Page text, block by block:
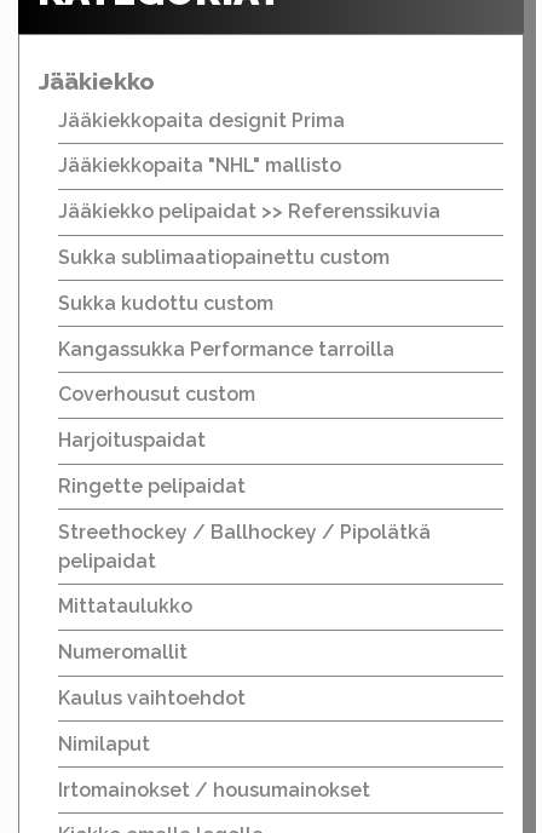
Jääkiekko
Jääkiekkopaita designit Prima
Jääkiekkopaita "NHL" mallisto
Jääkiekko pelipaidat >> Referenssikuvia
Sukka sublimaatiopainettu custom
Sukka kudottu custom
Kangassukka Performance tarroilla
Coverhousut custom
Harjoituspaidat
Ringette pelipaidat
Streethockey / Ballhockey / Pipolätkä
pelipaidat
Mittataulukko
Numeromallit
Kaulus vaihtoehdot
Nimilaput
Irtomainokset / housumainokset